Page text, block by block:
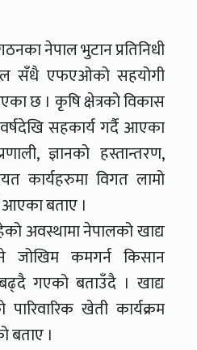
नेपाल भुटान प्रतिनिधी
सँधै एफएओको सहयोगी
छ । कृषि क्षेत्रको विकास
सहकार्य गर्दै आएका
ज्ञानको हस्तान्तरण,
कार्यहरुमा विगत लामो
बताए ।
अवस्थामा नेपालको खाद्य
जोखिम कमगर्न किसान
गएको बताउँदै । खाद्य
खेती कार्यक्रम
बताए ।